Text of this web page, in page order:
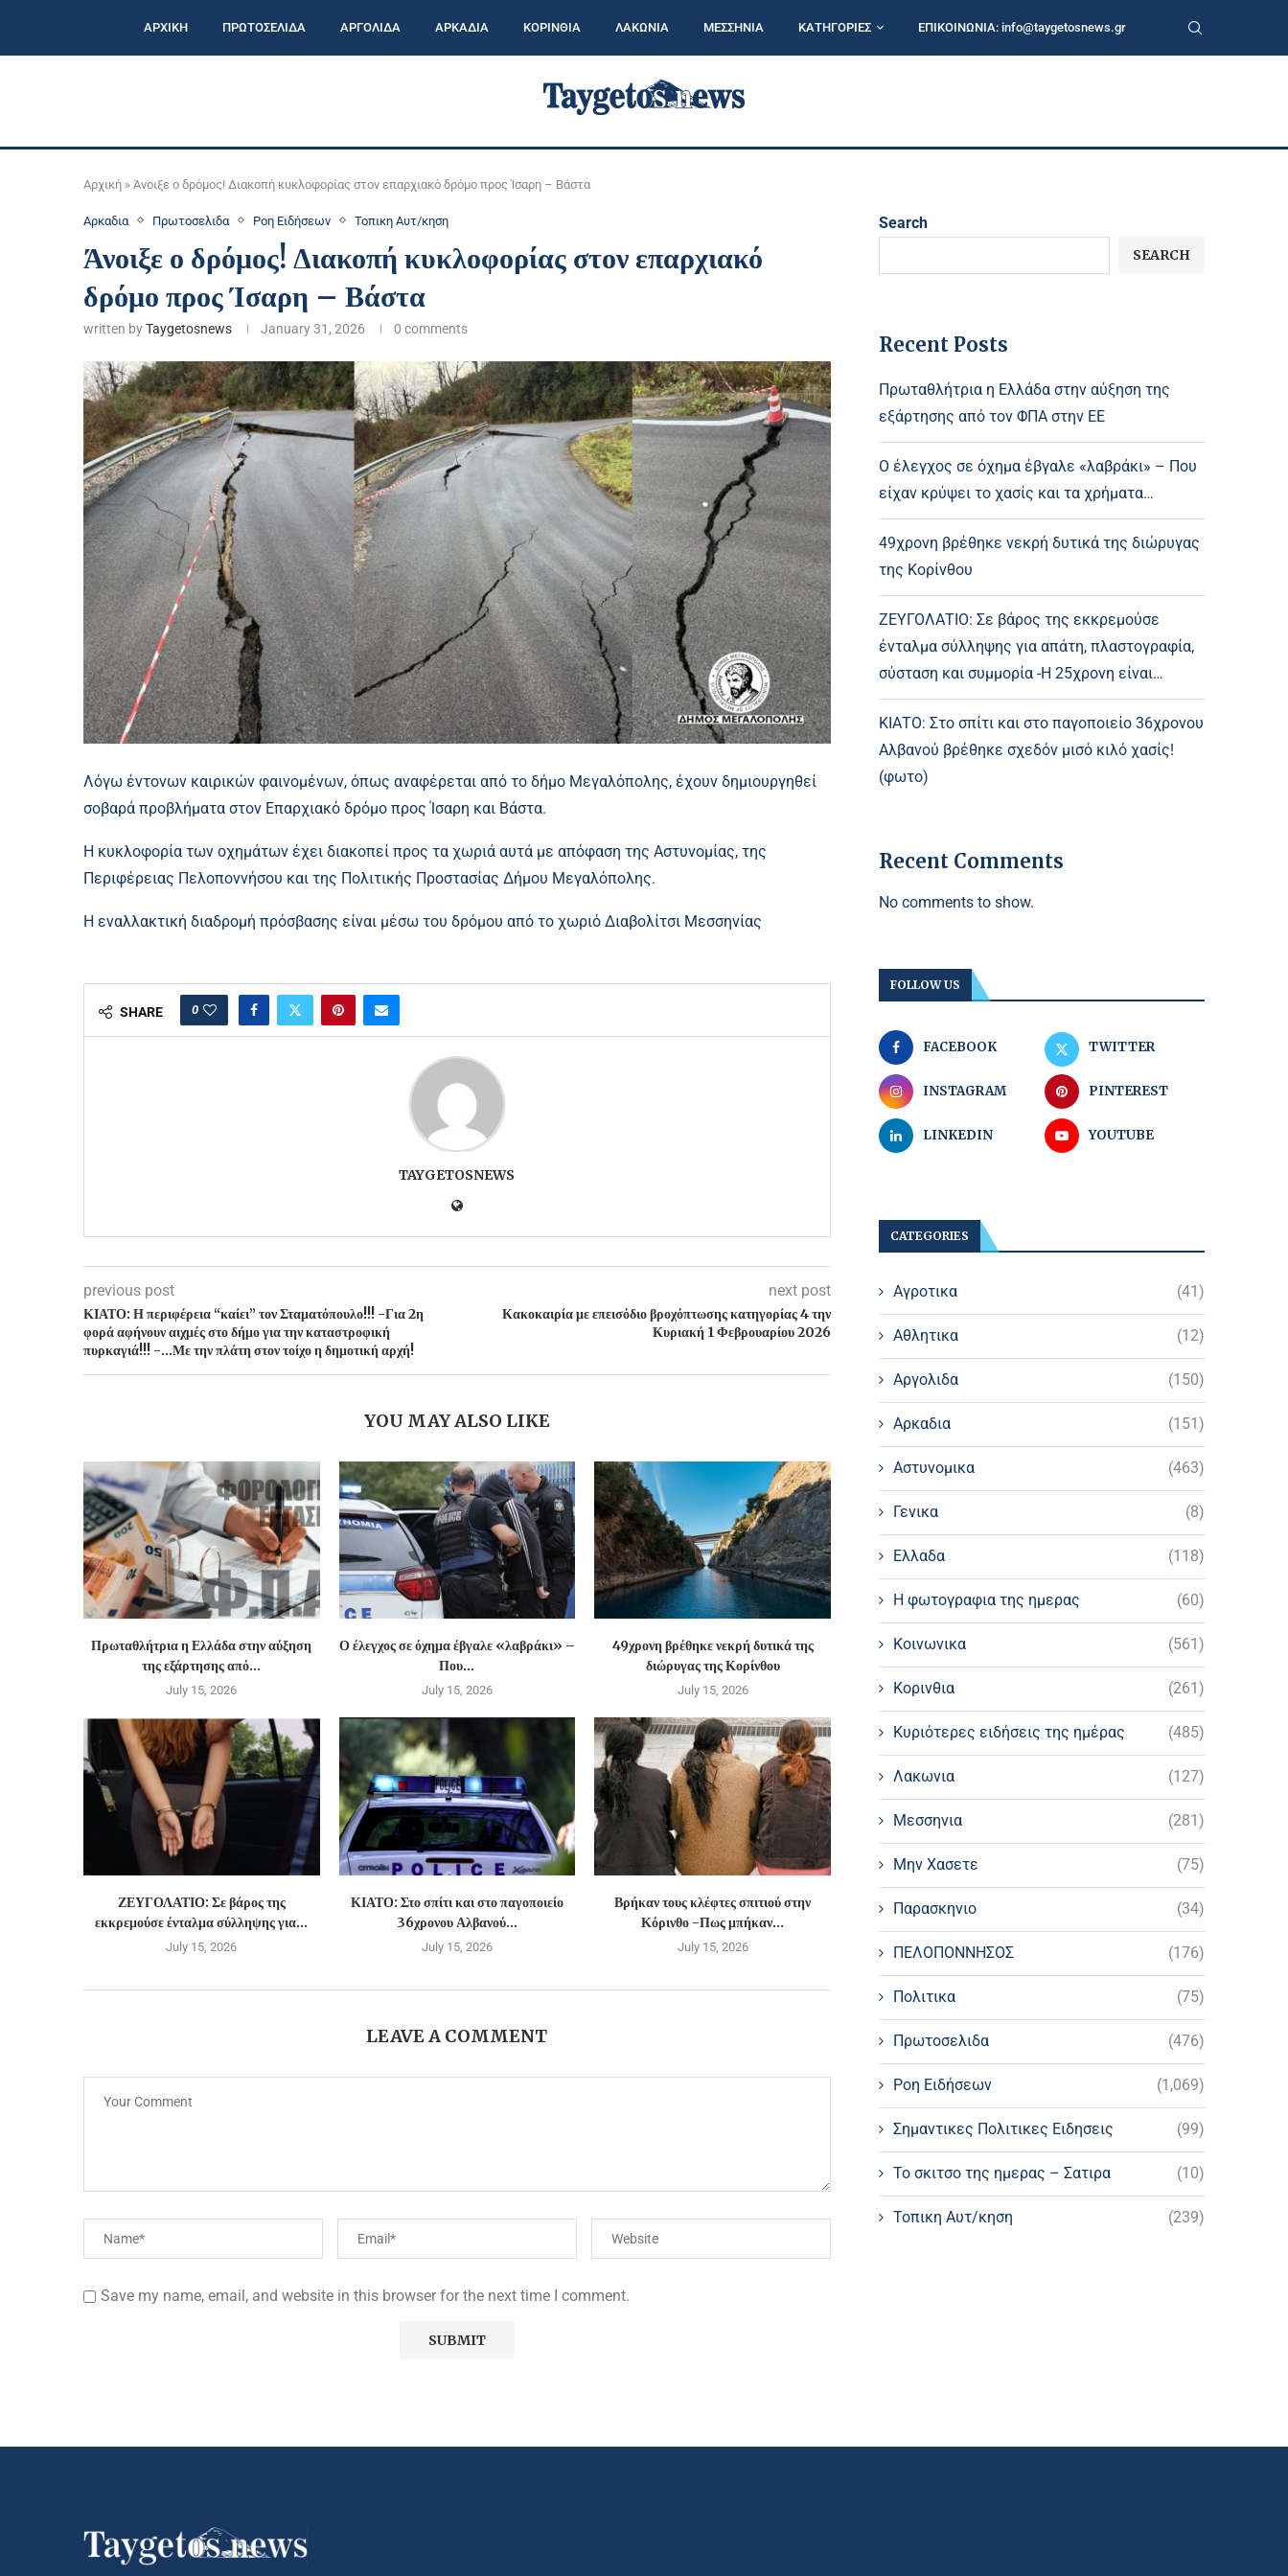
ΑΡΧΙΚΗ ΠΡΩΤΟΣΕΛΙΔΑ ΑΡΓΟΛΙΔΑ ΑΡΚΑΔΙΑ ΚΟΡΙΝΘΙΑ ΛΑΚΩΝΙΑ ΜΕΣΣΗΝΙΑ ΚΑΤΗΓΟΡΙΕΣ ΕΠΙΚΟΙΝΩΝΙΑ: info@taygetosnews.gr
Αρχική » Άνοιξε ο δρόμος! Διακοπή κυκλοφορίας στον επαρχιακό δρόμο προς Ίσαρη – Βάστα
Αρκαδια Πρωτοσελιδα Ροη Ειδήσεων Τοπικη Αυτ/κηση
Άνοιξε ο δρόμος! Διακοπή κυκλοφορίας στον επαρχιακό
δρόμο προς Ίσαρη – Βάστα
written byTaygetosnews January 31, 2026 0 comments
Λόγω έντονων καιρικών φαινομένων, όπως αναφέρεται από το δήμο Μεγαλόπολης, έχουν δημιουργηθεί
σοβαρά προβλήματα στον Επαρχιακό δρόμο προς Ίσαρη και Βάστα.
Η κυκλοφορία των οχημάτων έχει διακοπεί προς τα χωριά αυτά με απόφαση της Αστυνομίας, της
Περιφέρειας Πελοποννήσου και της Πολιτικής Προστασίας Δήμου Μεγαλόπολης.
Η εναλλακτική διαδρομή πρόσβασης είναι μέσω του δρόμου από το χωριό Διαβολίτσι Μεσσηνίας
SHARE 0
TAYGETOSNEWS
previous post
ΚΙΑΤΟ: Η περιφέρεια “καίει” τον Σταματόπουλο!!! -Για 2η
φορά αφήνουν αιχμές στο δήμο για την καταστροφική
πυρκαγιά!!! -…Με την πλάτη στον τοίχο η δημοτική αρχή!
next post
Κακοκαιρία με επεισόδιο βροχόπτωσης κατηγορίας 4 την
Κυριακή 1 Φεβρουαρίου 2026
YOU MAY ALSO LIKE
Πρωταθλήτρια η Ελλάδα στην αύξηση
της εξάρτησης από...
July 15, 2026
Ο έλεγχος σε όχημα έβγαλε «λαβράκι» –
Που...
July 15, 2026
49χρονη βρέθηκε νεκρή δυτικά της
διώρυγας της Κορίνθου
July 15, 2026
ΖΕΥΓΟΛΑΤΙΟ: Σε βάρος της
εκκρεμούσε ένταλμα σύλληψης για...
July 15, 2026
ΚΙΑΤΟ: Στο σπίτι και στο παγοποιείο
36χρονου Αλβανού...
July 15, 2026
Βρήκαν τους κλέφτες σπιτιού στην
Κόρινθο -Πως μπήκαν...
July 15, 2026
LEAVE A COMMENT
Save my name, email, and website in this browser for the next time I comment.
Search
SEARCH
Recent Posts
Πρωταθλήτρια η Ελλάδα στην αύξηση της
εξάρτησης από τον ΦΠΑ στην ΕΕ
Ο έλεγχος σε όχημα έβγαλε «λαβράκι» – Που
είχαν κρύψει το χασίς και τα χρήματα…
49χρονη βρέθηκε νεκρή δυτικά της διώρυγας
της Κορίνθου
ΖΕΥΓΟΛΑΤΙΟ: Σε βάρος της εκκρεμούσε
ένταλμα σύλληψης για απάτη, πλαστογραφία,
σύσταση και συμμορία -Η 25χρονη είναι…
ΚΙΑΤΟ: Στο σπίτι και στο παγοποιείο 36χρονου
Αλβανού βρέθηκε σχεδόν μισό κιλό χασίς!
(φωτο)
Recent Comments
No comments to show.
FOLLOW US
FACEBOOK TWITTER
INSTAGRAM PINTEREST
LINKEDIN YOUTUBE
CATEGORIES
Αγροτικα (41)
Αθλητικα (12)
Αργολιδα (150)
Αρκαδια (151)
Αστυνομικα (463)
Γενικα (8)
Ελλαδα (118)
Η φωτογραφια της ημερας (60)
Κοινωνικα (561)
Κορινθια (261)
Κυριότερες ειδήσεις της ημέρας (485)
Λακωνια (127)
Μεσσηνια (281)
Μην Χασετε (75)
Παρασκηνιο (34)
ΠΕΛΟΠΟΝΝΗΣΟΣ (176)
Πολιτικα (75)
Πρωτοσελιδα (476)
Ροη Ειδήσεων (1,069)
Σημαντικες Πολιτικες Ειδησεις (99)
Το σκιτσο της ημερας – Σατιρα (10)
Τοπικη Αυτ/κηση (239)